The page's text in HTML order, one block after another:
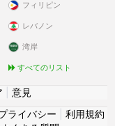
フィリピン
レバノン
湾岸
すべてのリスト
意見
ライバシー
利用規約